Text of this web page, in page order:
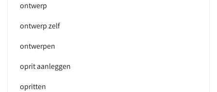
ontwerp
ontwerp zelf
ontwerpen
oprit aanleggen
opritten